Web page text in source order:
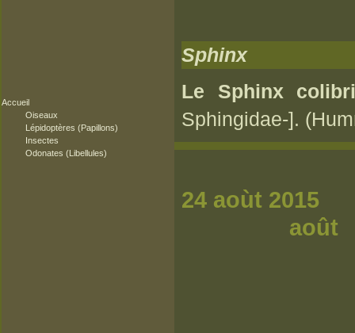
Accueil
Oiseaux
Lépidoptères (Papillons)
Insectes
Odonates (Libellules)
Sphinx
Le Sphinx
Sphingidae-].
24
août